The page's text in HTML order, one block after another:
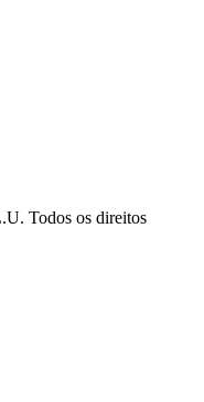
Todos os direitos